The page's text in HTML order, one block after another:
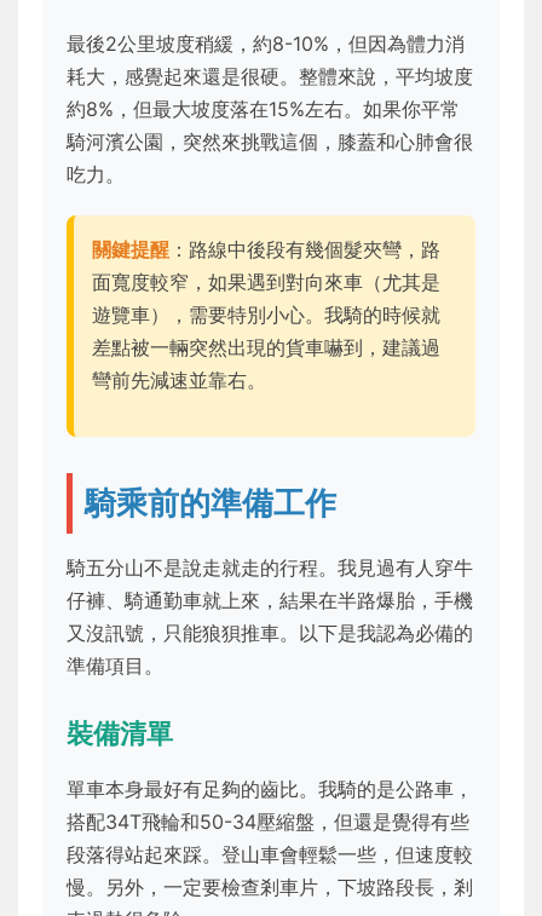
最後2公里坡度稍緩，約8-10%，但因為體力消
耗大，感覺起來還是很硬。整體來說，平均坡度
約8%，但最大坡度落在15%左右。如果你平常
騎河濱公園，突然來挑戰這個，膝蓋和心肺會很
吃力。
關鍵提醒 ：路線中後段有幾個髮夾彎，路
面寬度較窄，如果遇到對向來車（尤其是
遊覽車），需要特別小心。我騎的時候就
差點被一輛突然出現的貨車嚇到，建議過
彎前先減速並靠右。
騎乘前的準備工作
騎五分山不是說走就走的行程。我見過有人穿牛
仔褲、騎通勤車就上來，結果在半路爆胎，手機
又沒訊號，只能狼狽推車。以下是我認為必備的
準備項目。
裝備清單
單車本身最好有足夠的齒比。我騎的是公路車，
搭配34T飛輪和50-34壓縮盤，但還是覺得有些
段落得站起來踩。登山車會輕鬆一些，但速度較
慢。另外，一定要檢查剎車片，下坡路段長，剎